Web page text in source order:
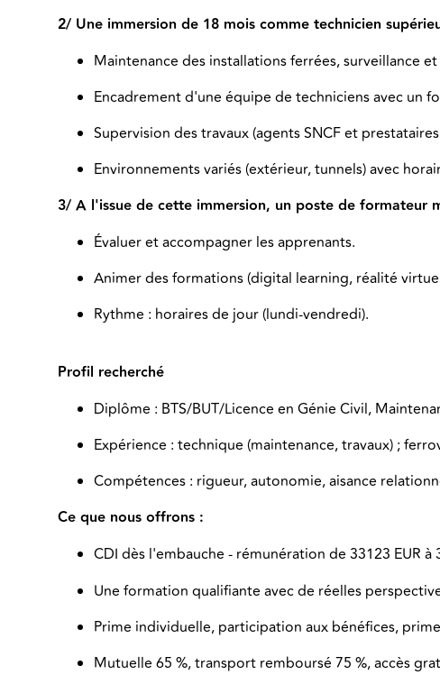
2/ Une immersion de 18 mois comme technicien
Maintenance des installations ferrées, surveillance
Encadrement d'une équipe de techniciens avec un
Supervision des travaux (agents SNCF et
Environnements variés (extérieur, tunnels) avec
3/ A l'issue de cette immersion, un poste de formateur
Évaluer et accompagner les apprenants.
Animer des formations (digital learning, réalité
Rythme : horaires de jour (lundi-vendredi).
Profil recherché
Diplôme : BTS/BUT/Licence en Génie Civil,
Expérience : technique (maintenance, travaux) ;
Compétences : rigueur, autonomie, aisance
Ce que nous offrons :
CDI dès l'embauche - rémunération de 33123 EUR à
Une formation qualifiante avec de réelles
Prime individuelle, participation aux bénéfices,
Mutuelle 65 %, transport remboursé 75 %, accès